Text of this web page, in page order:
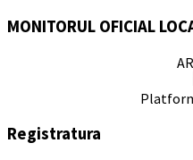
MONITORUL OFICIAL
Registratura